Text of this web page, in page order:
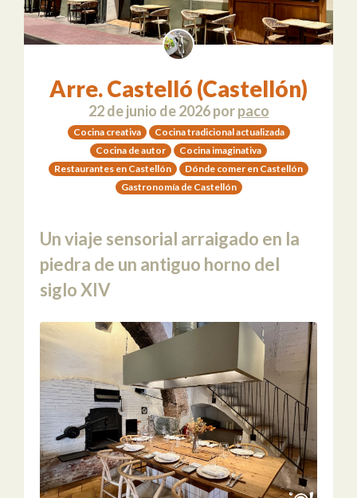
Arre. Castelló (Castellón)
22 de junio de 2026porpaco
Cocina creativa
Cocina tradicional actualizada
Cocina de autor
Cocina imaginativa
Restaurantes en Castellón
Dónde comer en Castellón
Gastronomía de Castellón
Un viaje sensorial arraigado en la
piedra de un antiguo horno del
siglo XIV